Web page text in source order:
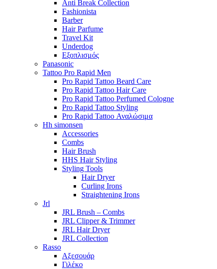
Anti Break Collection
Fashionista
Barber
Hair Parfume
Travel Kit
Underdog
Εξοπλισμός
Panasonic
Tattoo Pro Rapid Men
Pro Rapid Tattoo Beard Care
Pro Rapid Tattoo Hair Care
Pro Rapid Tattoo Perfumed Cologne
Pro Rapid Tattoo Styling
Pro Rapid Tattoo Αναλώσιμα
Hh simonsen
Accessories
Combs
Hair Brush
HHS Hair Styling
Styling Tools
Hair Dryer
Curling Irons
Straightening Irons
Jrl
JRL Brush – Combs
JRL Clipper & Trimmer
JRL Hair Dryer
JRL Collection
Rasso
Αξεσουάρ
Γιλέκο